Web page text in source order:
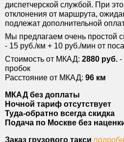
Комментарии
диспетчерской службой. При
отклонения от маршрута,
подлежат дополнительной
Мы предлагаем очень простой
- 15 руб./км + 10 руб./мин от
Стоимость от МКАД: 2880 руб. -
пробок
Расстояние от МКАД: 96 км
МКАД без доплаты
Ночной тариф отсутствует
Туда-обратно всегда скидка
Подача по Москве без
Заказ грузового такси